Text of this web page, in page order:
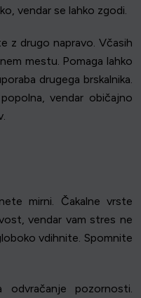
vendar se lahko zgodi.
z drugo napravo. Včasih
mestu. Pomaga lahko
drugega brskalnika.
vendar običajno
mirni. Čakalne vrste
vendar vam stres ne
vdihnite. Spomnite
pozornosti.